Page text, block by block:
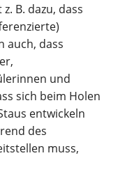
B. dazu, dass
auch, dass
und
sich beim Holen
entwickeln
des
muss,